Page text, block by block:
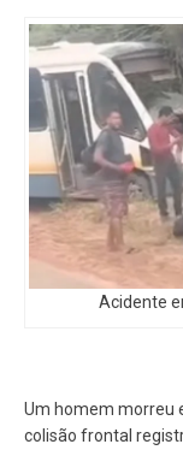
Acidente
Um homem morreu
colisão frontal